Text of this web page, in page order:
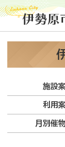
施設
利用
月別催